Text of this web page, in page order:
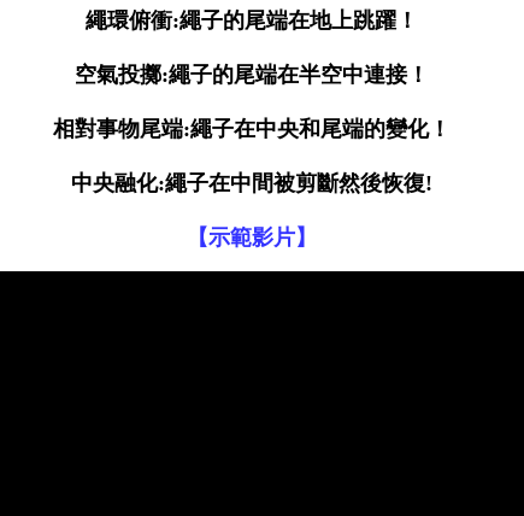
繩環俯衝:繩子的尾端在地上跳躍！
空氣投擲:繩子的尾端在半空中連接！
相對事物尾端:繩子在中央和尾端的變化！
中央融化:繩子在中間被剪斷然後恢復!
【示範影片】